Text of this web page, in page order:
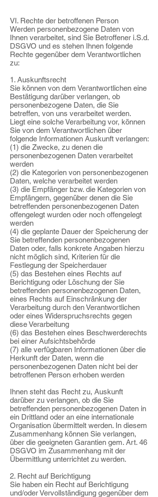
VI. Rechte der betroffenen Person
Werden personenbezogene Daten von
Ihnen verarbeitet, sind Sie Betroffener i.S.d.
DSGVO und es stehen Ihnen folgende
Rechte gegenüber dem Verantwortlichen
zu:
1. Auskunftsrecht
Sie können von dem Verantwortlichen eine
Bestätigung darüber verlangen, ob
personenbezogene Daten, die Sie
betreffen, von uns verarbeitet werden.
Liegt eine solche Verarbeitung vor, können
Sie von dem Verantwortlichen über
folgende Informationen Auskunft verlangen:
(1) die Zwecke, zu denen die
personenbezogenen Daten verarbeitet
werden
(2) die Kategorien von personenbezogenen
Daten, welche verarbeitet werden
(3) die Empfänger bzw. die Kategorien von
Empfängern, gegenüber denen die Sie
betreffenden personenbezogenen Daten
offengelegt wurden oder noch offengelegt
werden
(4) die geplante Dauer der Speicherung der
Sie betreffenden personenbezogenen
Daten oder, falls konkrete Angaben hierzu
nicht möglich sind, Kriterien für die
Festlegung der Speicherdauer
(5) das Bestehen eines Rechts auf
Berichtigung oder Löschung der Sie
betreffenden personenbezogenen Daten,
eines Rechts auf Einschränkung der
Verarbeitung durch den Verantwortlichen
oder eines Widerspruchsrechts gegen
diese Verarbeitung
(6) das Bestehen eines Beschwerderechts
bei einer Aufsichtsbehörde
(7) alle verfügbaren Informationen über die
Herkunft der Daten, wenn die
personenbezogenen Daten nicht bei der
betroffenen Person erhoben werden
Ihnen steht das Recht zu, Auskunft
darüber zu verlangen, ob die Sie
betreffenden personenbezogenen Daten in
ein Drittland oder an eine internationale
Organisation übermittelt werden. In diesem
Zusammenhang können Sie verlangen,
über die geeigneten Garantien gem. Art. 46
DSGVO im Zusammenhang mit der
Übermittlung unterrichtet zu werden.
2. Recht auf Berichtigung
Sie haben ein Recht auf Berichtigung
und/oder Vervollständigung gegenüber dem